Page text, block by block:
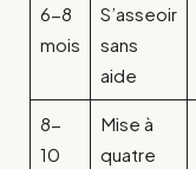
6-8
mois
S’asseoir
sans
aide
8-
10
Mise à
quatre